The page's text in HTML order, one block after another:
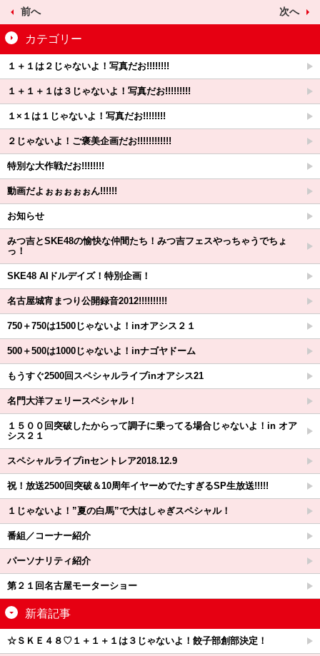
前へ 次へ
カテゴリー
１＋１は２じゃないよ！写真だお!!!!!!!!
１＋１＋１は３じゃないよ！写真だお!!!!!!!!!
１×１は１じゃないよ！写真だお!!!!!!!!
２じゃないよ！ご褒美企画だお!!!!!!!!!!!!
特別な大作戦だお!!!!!!!!
動画だよぉぉぉぉぉん!!!!!!
お知らせ
みつ吉とSKE48の愉快な仲間たち！みつ吉フェスやっちゃうでちょ
っ！
SKE48 AIドルデイズ！特別企画！
名古屋城宵まつり公開録音2012!!!!!!!!!!
750＋750は1500じゃないよ！inオアシス２１
500＋500は1000じゃないよ！inナゴヤドーム
もうすぐ2500回スペシャルライブinオアシス21
名門大洋フェリースペシャル！
１５００回突破したからって調子に乗ってる場合じゃないよ！in オア
シス２１
スペシャルライブinセントレア2018.12.9
祝！放送2500回突破＆10周年イヤーめでたすぎるSP生放送!!!!!
１じゃないよ！”夏の白馬”で大はしゃぎスペシャル！
番組／コーナー紹介
パーソナリティ紹介
第２１回名古屋モーターショー
新着記事
☆ＳＫＥ４８♡１＋１＋１は３じゃないよ！餃子部創部決定！